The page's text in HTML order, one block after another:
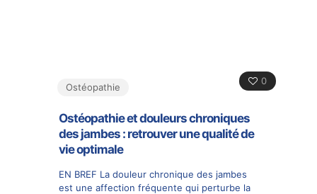
0
Ostéopathie
Ostéopathie et douleurs chroniques
des jambes : retrouver une qualité de
vie optimale
EN BREF La douleur chronique des jambes
est une affection fréquente qui perturbe la